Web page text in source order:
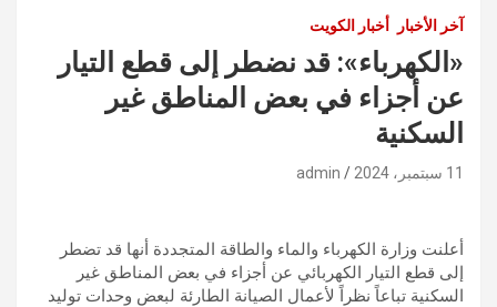
آخر الأخبار أخبار الكويت
«الكهرباء»: قد نضطر إلى قطع التيار
عن أجزاء في بعض المناطق غير
السكنية
11 سبتمبر، 2024 admin
أعلنت وزارة الكهرباء والماء والطاقة المتجددة أنها قد تضطر
إلى قطع التيار الكهربائي عن أجزاء في بعض المناطق غير
السكنية تباعاً نظراً لأعمال الصيانة الطارئة لبعض وحدات توليد